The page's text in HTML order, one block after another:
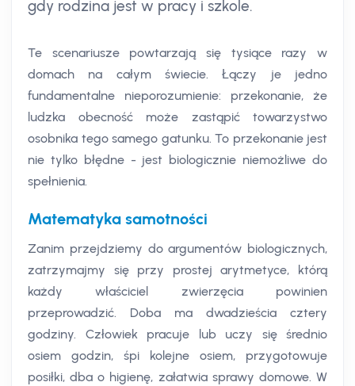
gdy rodzina jest w pracy i szkole.
Te scenariusze powtarzają się tysiące razy w
domach na całym świecie. Łączy je jedno
fundamentalne nieporozumienie: przekonanie, że
ludzka obecność może zastąpić towarzystwo
osobnika tego samego gatunku. To przekonanie jest
nie tylko błędne - jest biologicznie niemożliwe do
spełnienia.
Matematyka samotności
Zanim przejdziemy do argumentów biologicznych,
zatrzymajmy się przy prostej arytmetyce, którą
każdy właściciel zwierzęcia powinien
przeprowadzić. Doba ma dwadzieścia cztery
godziny. Człowiek pracuje lub uczy się średnio
osiem godzin, śpi kolejne osiem, przygotowuje
posiłki, dba o higienę, załatwia sprawy domowe. W